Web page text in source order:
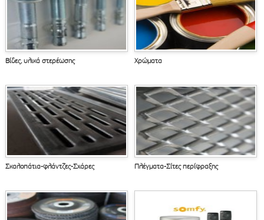
Βίδες, υλικά στερέωσης Χρώματα
Σκαλοπάτια-φλάντζες-Σχάρες Πλέγματα-Σίτες περίφραξης